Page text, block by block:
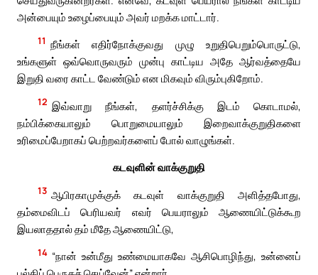
அன்பையும் உழைப்பையும் அவர் மறக்க மாட்டார்.
11 நீங்கள் எதிர்நோக்குவது முழு உறுதிபெறும்பொருட்டு,
உங்களுள் ஒவ்வொருவரும் முன்பு காட்டிய அதே ஆர்வத்தையே
இறுதி வரை காட்ட வேண்டும் என மிகவும் விரும்புகிறோம்.
12 இவ்வாறு நீங்கள், தளர்ச்சிக்கு இடம் கொடாமல்,
நம்பிக்கையாலும் பொறுமையாலும் இறைவாக்குறுதிகளை
உரிமைப்பேறாகப் பெற்றவர்களைப் போல் வாழுங்கள்.
கடவுளின் வாக்குறுதி
13 ஆபிரகாமுக்குக் கடவுள் வாக்குறுதி அளித்தபோது,
தம்மைவிடப் பெரியவர் எவர் பெயராலும் ஆணையிட்டுக்கூற
இயலாததால் தம் மீதே ஆணையிட்டு,
14 “நான் உன்மீது உண்மையாகவே ஆசிபொழிந்து, உன்னைப்